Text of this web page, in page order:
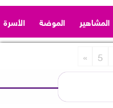
المشاهير الموضة الأسرة
5
»